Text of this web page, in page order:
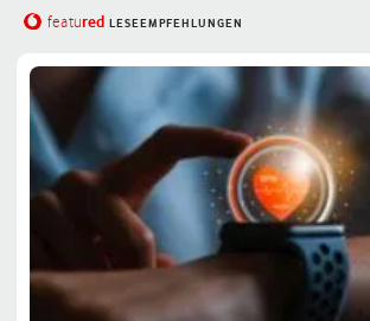
featured LESEEMPFEHLUNGEN